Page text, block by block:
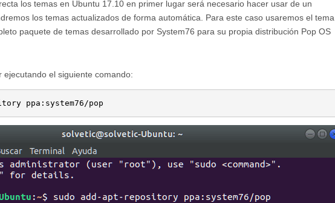
los temas en Ubuntu 17.10 en primer lugar será necesario hacer usar de un
los temas actualizados de forma automática. Para este caso usaremos el tema
paquete de temas desarrollado por System76 para su propia distribución Pop OS
ejecutando el siguiente comando:
ppa:system76/pop